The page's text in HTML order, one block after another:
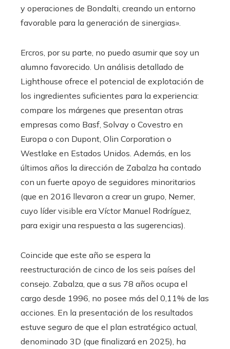
y operaciones de Bondalti, creando un entorno
favorable para la generación de sinergias».
Ercros, por su parte, no puedo asumir que soy un
alumno favorecido. Un análisis detallado de
Lighthouse ofrece el potencial de explotación de
los ingredientes suficientes para la experiencia:
compare los márgenes que presentan otras
empresas como Basf, Solvay o Covestro en
Europa o con Dupont, Olin Corporation o
Westlake en Estados Unidos. Además, en los
últimos años la dirección de Zabalza ha contado
con un fuerte apoyo de seguidores minoritarios
(que en 2016 llevaron a crear un grupo, Nemer,
cuyo líder visible era Víctor Manuel Rodríguez,
para exigir una respuesta a las sugerencias).
Coincide que este año se espera la
reestructuración de cinco de los seis países del
consejo. Zabalza, que a sus 78 años ocupa el
cargo desde 1996, no posee más del 0,11% de las
acciones. En la presentación de los resultados
estuve seguro de que el plan estratégico actual,
denominado 3D (que finalizará en 2025), ha